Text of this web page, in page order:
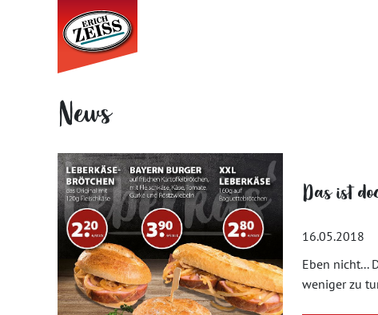
News
Das ist
16.05.2018
Eben nicht...
weniger zu